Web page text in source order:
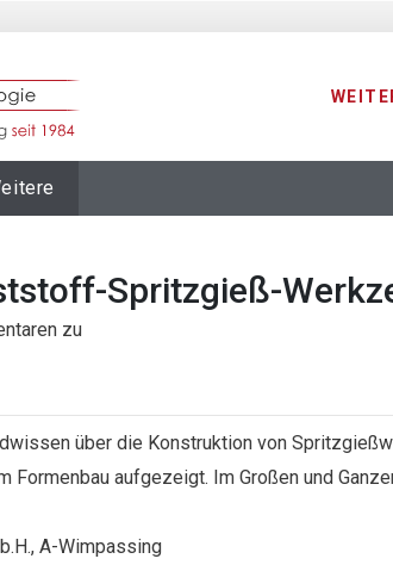
Spritzgieß-
zu
über die Konstruktion von
aufgezeigt. Im Großen und
A-Wimpassing